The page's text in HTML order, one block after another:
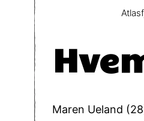
Maren Ueland